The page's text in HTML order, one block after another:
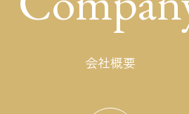
会社概要